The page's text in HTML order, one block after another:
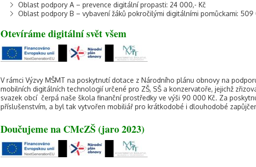
Oblast podpory A – prevence digitální propasti: 24 000,- Kč
Oblast podpory B – vybavení žáků pokročilými digitálními pomůckami: 509
Otevíráme digitální svět všem
V rámci Výzvy MŠMT na poskytnutí dotace z Národního plánu obnovy na
mobilních digitálních technologií určené pro ZŠ, SŠ a konzervatoře, jejichž
svazek obcí čerpá naše škola finanční prostředky ve výši 90 000 Kč. Za
příslušenstvím, a byl tak vytvořen mobiliář pro krátkodobé i dlouhodobé
Doučujeme na CMcZŠ (jaro 2023)